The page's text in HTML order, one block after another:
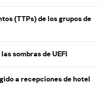
(TTPs) de los grupos de
sombras de UEFI
a recepciones de hotel